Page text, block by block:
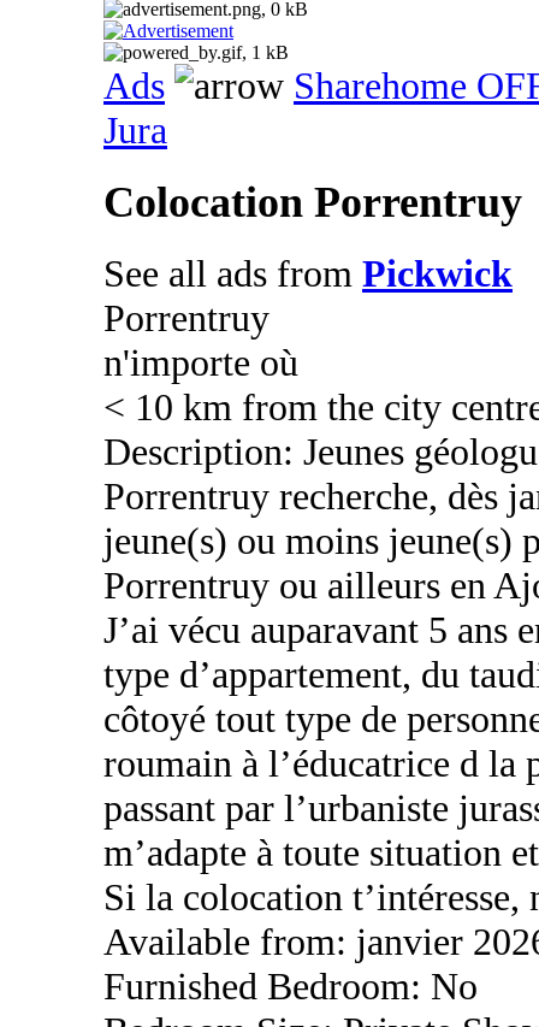
Ads
Sharehome
Jura
Colocation Porrentruy
See all ads from Pickwick
Porrentruy
n'importe où
< 10 km from the city
Description: Jeunes
Porrentruy recherche, dès
jeune(s) ou moins jeune(s)
Porrentruy ou ailleurs en
J’ai vécu auparavant 5 ans
type d’appartement, du
côtoyé tout type de
roumain à l’éducatrice d la
passant par l’urbaniste
m’adapte à toute situation
Si la colocation t’intéresse,
Available from: janvier
Furnished Bedroom: No